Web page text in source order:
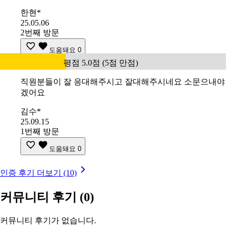
한현*
25.05.06
2번째 방문
도움돼요 0
평점 5.0점 (5점 만점)
직원분들이 잘 응대해주시고 잘대해주시네요 소문으내야
겠어요
김수*
25.09.15
1번째 방문
도움돼요 0
인증 후기 더보기 (10)
커뮤니티 후기 (0)
커뮤니티 후기가 없습니다.